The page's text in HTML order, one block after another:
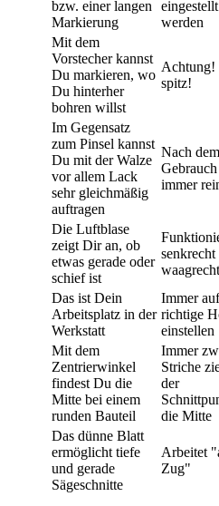
bzw. einer langen
Markierung
eingestellt
werden
Mit dem
Vorstecher kannst
Du markieren, wo
Du hinterher
bohren willst
Achtung!
spitz!
Im Gegensatz
zum Pinsel kannst
Du mit der Walze
vor allem Lack
sehr gleichmäßig
auftragen
Nach dem
Gebrauch
immer
Die Luftblase
zeigt Dir an, ob
etwas gerade oder
schief ist
senkrecht
waagrecht
Das ist Dein
Arbeitsplatz in der
Werkstatt
Immer
richtige
einstellen
Mit dem
Zentrierwinkel
findest Du die
Mitte bei einem
runden Bauteil
Immer
Striche
der
die Mitte
Das dünne Blatt
ermöglicht tiefe
und gerade
Sägeschnitte
Arbeitet
Zug"